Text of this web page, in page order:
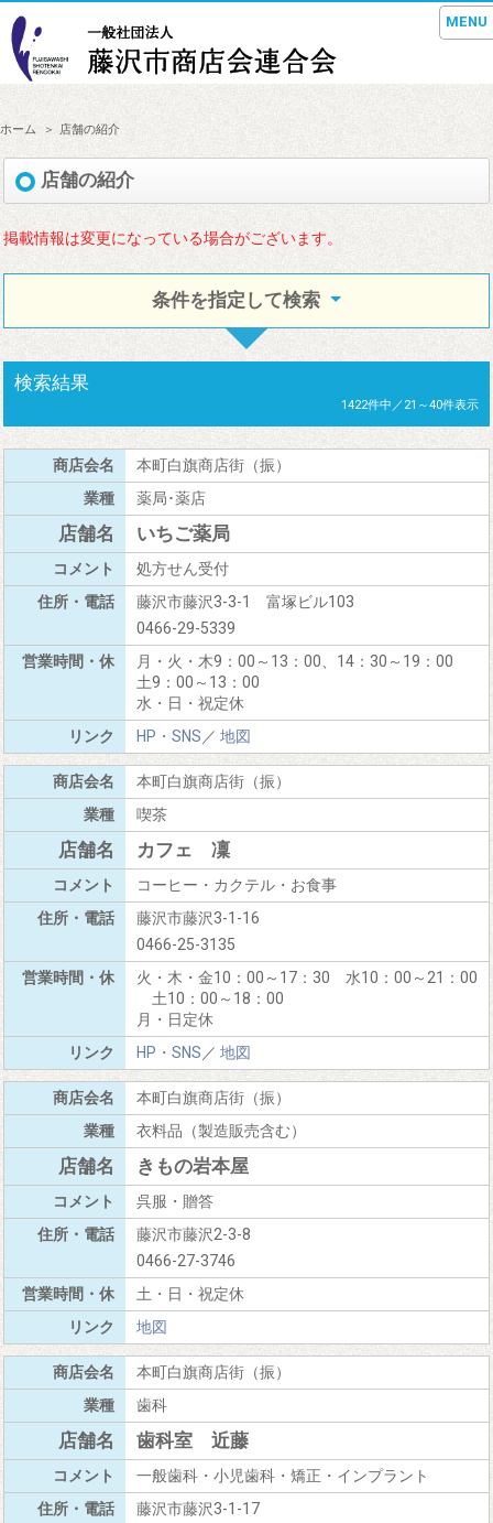
MENU
ホーム 店舗の紹介
店舗の紹介
掲載情報は変更になっている場合がございます。
条件を指定して検索
検索結果
1422件中／21～40件表示
本町白旗商店街（振）
薬局･薬店
いちご薬局
処方せん受付
藤沢市藤沢3-3-1 富塚ビル103
0466-29-5339
月・火・木9：00～13：00、14：30～19：00
土9：00～13：00
水・日・祝定休
HP・SNS／ 地図
本町白旗商店街（振）
喫茶
カフェ 凜
コーヒー・カクテル・お食事
藤沢市藤沢3-1-16
0466-25-3135
火・木・金10：00～17：30 水10：00～21：00
土10：00～18：00
月・日定休
HP・SNS／ 地図
本町白旗商店街（振）
衣料品（製造販売含む）
きもの岩本屋
呉服・贈答
藤沢市藤沢2-3-8
0466-27-3746
土・日・祝定休
地図
本町白旗商店街（振）
歯科
歯科室 近藤
一般歯科・小児歯科・矯正・インプラント
藤沢市藤沢3-1-17